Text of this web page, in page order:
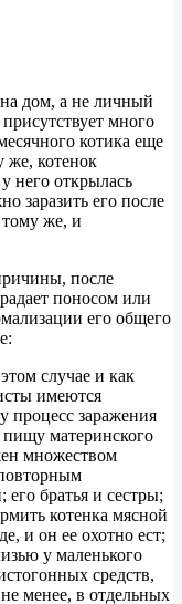
дом, а не личный
много
котика еще
же, котенок
него открылась
заразить его после
же, и
после
поносом или
его общего
случае и как
имеются
процесс заражения
пищу материнского
множеством
братья и сестры;
котенка мясной
и он ее охотно ест;
у маленького
средств,
менее, в отдельных